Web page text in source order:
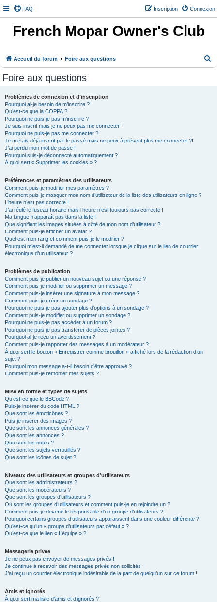
FAQ Connexion
Inscription
French Mopar Owner's Club
Accueil du forum Foire aux questions
Foire aux questions
Problèmes de connexion et d’inscription
Pourquoi ai-je besoin de m’inscrire ?
Qu’est-ce que la COPPA ?
Pourquoi ne puis-je pas m’inscrire ?
Je suis inscrit mais je ne peux pas me connecter !
Pourquoi ne puis-je pas me connecter ?
Je m’étais déjà inscrit par le passé mais ne peux à présent plus me connecter ?!
J’ai perdu mon mot de passe !
Pourquoi suis-je déconnecté automatiquement ?
À quoi sert « Supprimer les cookies » ?
Préférences et paramètres des utilisateurs
Comment puis-je modifier mes paramètres ?
Comment puis-je masquer mon nom d’utilisateur de la liste des utilisateurs en ligne ?
L’heure n’est pas correcte !
J’ai réglé le fuseau horaire mais l’heure n’est toujours pas correcte !
Ma langue n’apparaît pas dans la liste !
Que signifient les images situées à côté de mon nom d’utilisateur ?
Comment puis-je afficher un avatar ?
Quel est mon rang et comment puis-je le modifier ?
Pourquoi m’est-il demandé de me connecter lorsque je clique sur le lien de courrier
électronique d’un utilisateur ?
Problèmes de publication
Comment puis-je publier un nouveau sujet ou une réponse ?
Comment puis-je modifier ou supprimer un message ?
Comment puis-je insérer une signature à mon message ?
Comment puis-je créer un sondage ?
Pourquoi ne puis-je pas ajouter plus d’options à un sondage ?
Comment puis-je modifier ou supprimer un sondage ?
Pourquoi ne puis-je pas accéder à un forum ?
Pourquoi ne puis-je pas transférer de pièces jointes ?
Pourquoi ai-je reçu un avertissement ?
Comment puis-je rapporter des messages à un modérateur ?
À quoi sert le bouton « Enregistrer comme brouillon » affiché lors de la rédaction d’un
sujet ?
Pourquoi mon message a-t-il besoin d’être approuvé ?
Comment puis-je remonter mes sujets ?
Mise en forme et types de sujets
Qu’est-ce que le BBCode ?
Puis-je insérer du code HTML ?
Que sont les émoticônes ?
Puis-je insérer des images ?
Que sont les annonces générales ?
Que sont les annonces ?
Que sont les notes ?
Que sont les sujets verrouillés ?
Que sont les icônes de sujet ?
Niveaux des utilisateurs et groupes d’utilisateurs
Que sont les administrateurs ?
Que sont les modérateurs ?
Que sont les groupes d’utilisateurs ?
Où sont les groupes d’utilisateurs et comment puis-je en rejoindre un ?
Comment puis-je devenir le responsable d’un groupe d’utilisateurs ?
Pourquoi certains groupes d’utilisateurs apparaissent dans une couleur différente ?
Qu’est-ce qu’un « groupe d’utilisateurs par défaut » ?
Qu’est-ce que le lien « L’équipe » ?
Messagerie privée
Je ne peux pas envoyer de messages privés !
Je continue à recevoir des messages privés non sollicités !
J’ai reçu un courrier électronique indésirable de la part de quelqu’un sur ce forum !
Amis et ignorés
À quoi sert ma liste d’amis et d’ignorés ?